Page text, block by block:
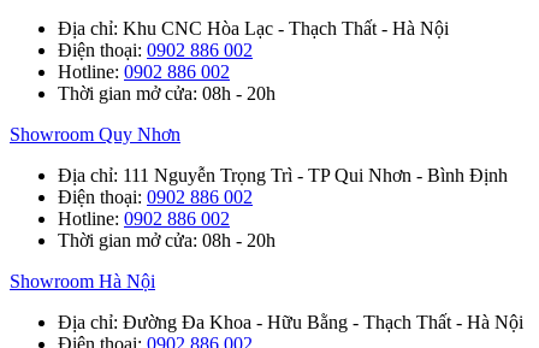
Địa chỉ: Khu CNC Hòa Lạc - Thạch Thất - Hà Nội
Điện thoại: 0902 886 002
Hotline: 0902 886 002
Thời gian mở cửa: 08h - 20h
Showroom Quy Nhơn
Địa chỉ: 111 Nguyễn Trọng Trì - TP Qui Nhơn - Bình Định
Điện thoại: 0902 886 002
Hotline: 0902 886 002
Thời gian mở cửa: 08h - 20h
Showroom Hà Nội
Địa chỉ: Đường Đa Khoa - Hữu Bằng - Thạch Thất - Hà Nội